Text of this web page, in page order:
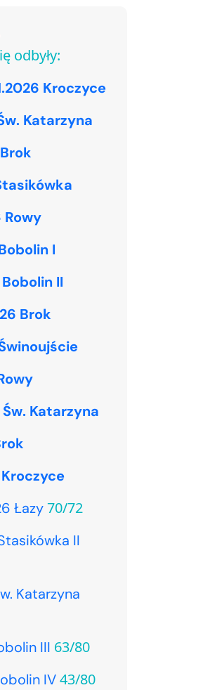
odbyły:
Kroczyce
Katarzyna
I
II
Brok
Katarzyna
Łazy70/72
II
Katarzyna
III 63/80
IV43/80